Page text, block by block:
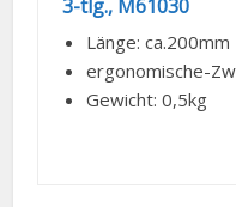
3-tlg., M61030
Länge: ca.200mm
ergonomische-
Gewicht: 0,5kg